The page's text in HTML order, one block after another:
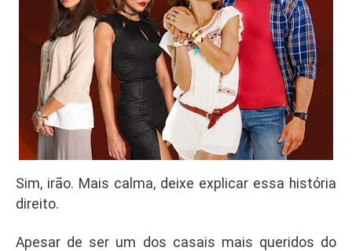
Sim, irão. Mais calma, deixe explicar essa história
direito.
Apesar de ser um dos casais mais queridos do